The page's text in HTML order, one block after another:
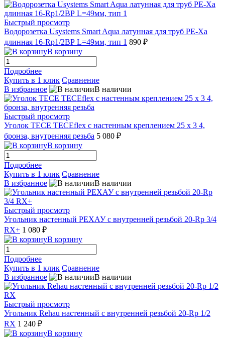
Быстрый просмотр
Водорозетка Usystems Smart Aqua латунная для труб PE-Xa
длинная 16-Rp1/2ВР L=49мм, тип 1 890 ₽
В корзину
Подробнее
Купить в 1 клик Сравнение
В избранное
В наличии
Быстрый просмотр
Уголок TECE TECEflex с настенным креплением 25 х 3 4,
бронза, внутренняя резьба 5 080 ₽
В корзину
Подробнее
Купить в 1 клик Сравнение
В избранное
В наличии
Быстрый просмотр
Угольник настенный РЕХАУ с внутренней резьбой 20-Rp 3/4
RX+ 1 080 ₽
В корзину
Подробнее
Купить в 1 клик Сравнение
В избранное
В наличии
Быстрый просмотр
Угольник Rehau настенный с внутренней резьбой 20-Rp 1/2
RX 1 240 ₽
В корзину